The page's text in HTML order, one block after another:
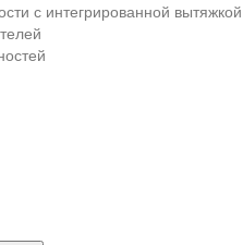
с интегрированной вытяжкой